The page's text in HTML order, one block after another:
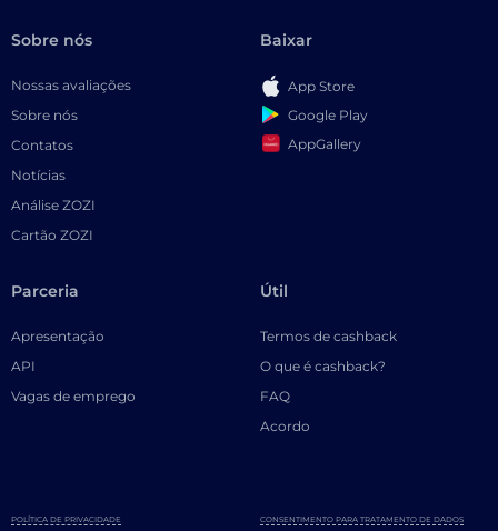
Sobre nós
Nossas avaliações
Sobre nós
Contatos
Notícias
Análise ZOZI
Cartão ZOZI
Baixar
App Store
Google Play
AppGallery
Parceria
Apresentação
API
Vagas de emprego
Útil
Termos de cashback
O que é cashback?
FAQ
Acordo
POLÍTICA DE PRIVACIDADE CONSENTIMENTO PARA TRATAMENTO DE DADOS